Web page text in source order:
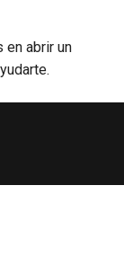
en abrir un